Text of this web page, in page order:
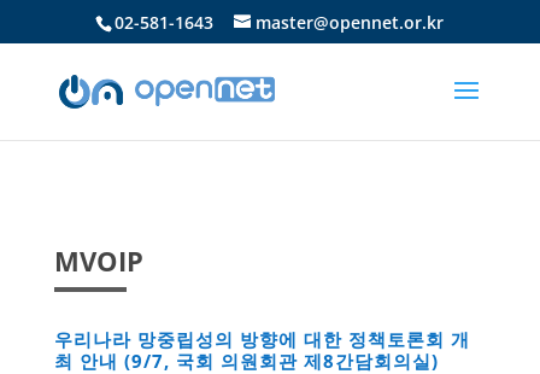
02-581-1643 master@opennet.or.kr
MVOIP
우리나라 망중립성의 방향에 대한 정책토론회 개
최 안내 (9/7, 국회 의원회관 제8간담회의실)